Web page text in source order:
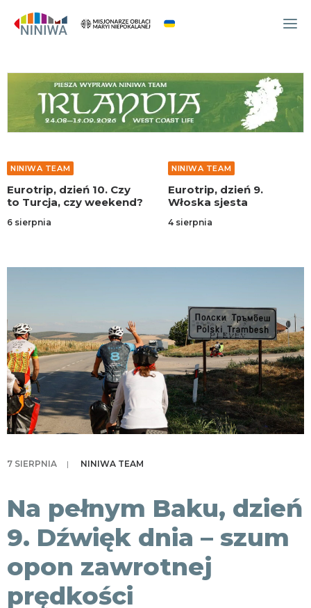
WYDARZENIA
O NAS
WSPÓLNOTA
NINIWA TEAM
FESTIWAL ŻYCIA
KONTAKT
NINIWA TEAM
Eurotrip, dzień 9.
Włoska sjesta
4 sierpnia
OCM NINIWA
NINIWA Dance – ostatni
moment na zapisy…
na was!
7 SIERPNIA | NINIWA TEAM
Na pełnym Baku, dzień
9. Dźwięk dnia – szum
opon zawrotnej
prędkości